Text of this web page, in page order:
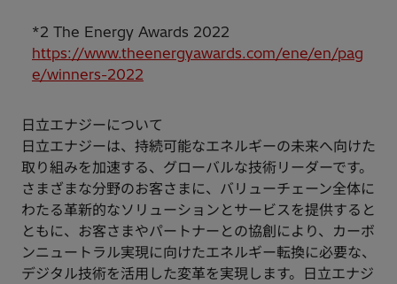
*2 The Energy Awards 2022
https://www.theenergyawards.com/ene/en/pag
e/winners-2022
日立エナジーについて
日立エナジーは、持続可能なエネルギーの未来へ向けた
取り組みを加速する、グローバルな技術リーダーです。
さまざまな分野のお客さまに、バリューチェーン全体に
わたる革新的なソリューションとサービスを提供すると
ともに、お客さまやパートナーとの協創により、カーボ
ンニュートラル実現に向けたエネルギー転換に必要な、
デジタル技術を活用した変革を実現します。日立エナジ